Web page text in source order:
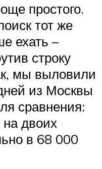
простого.
тот же
ехать –
строку
мы выловили
из Москвы
сравнения:
на двоих
в 68 000